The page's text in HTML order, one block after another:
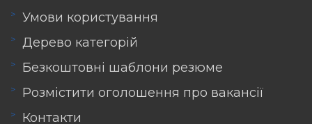
Умови користування
Дерево категорій
Безкоштовні шаблони резюме
Розмістити оголошення про вакансії
Контакти